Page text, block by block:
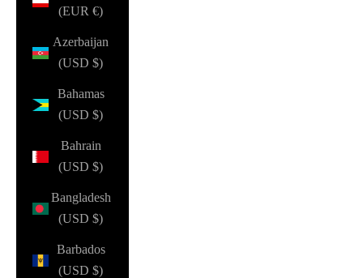
(EUR €)
Azerbaijan
(USD $)
Bahamas
(USD $)
Bahrain
(USD $)
Bangladesh
(USD $)
Barbados
(USD $)